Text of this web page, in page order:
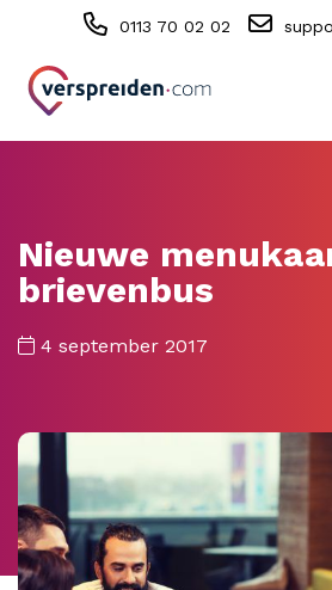
0113 70 02 02
Nieuwe
brievenbus
4 september 2017